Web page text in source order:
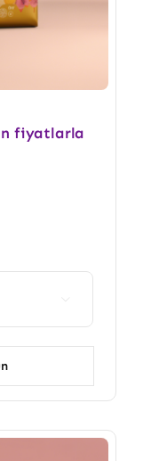
fiyatlarla